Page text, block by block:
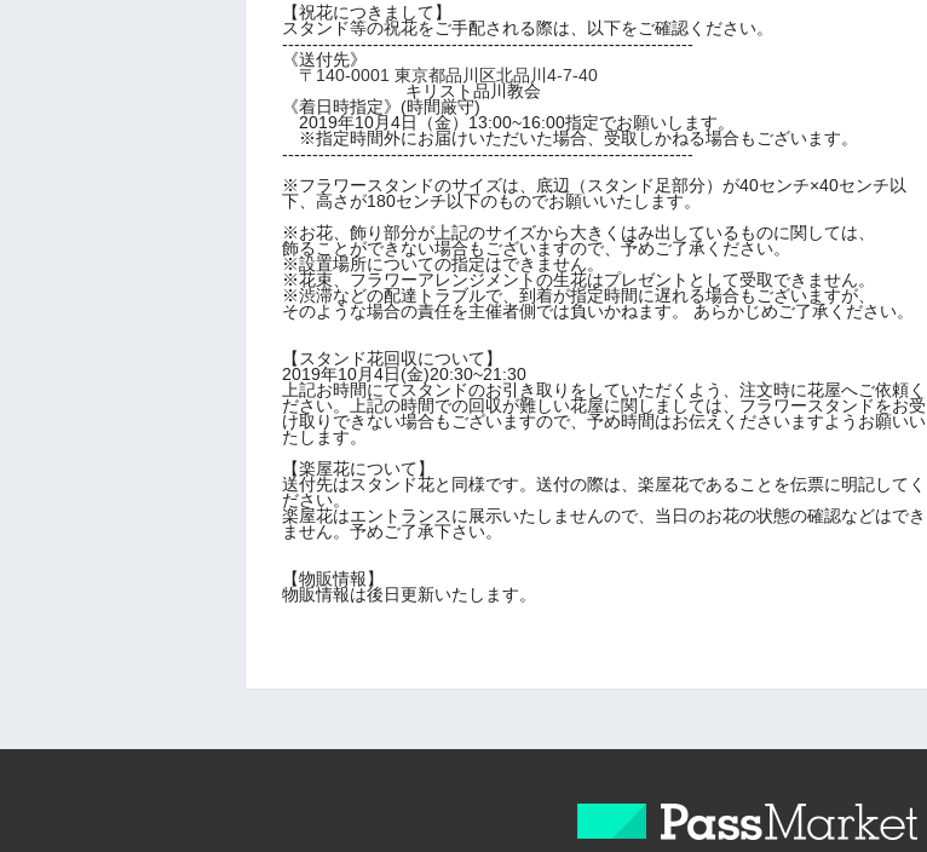
【祝花につきまして】
スタンド等の祝花をご手配される際は、以下をご確認ください。
--------------------------------------------------------------------
《送付先》
〒140-0001 東京都品川区北品川4-7-40
キリスト品川教会
《着日時指定》(時間厳守)
2019年10月4日（金）13:00~16:00指定でお願いします。
※指定時間外にお届けいただいた場合、受取しかねる場合もございます。
--------------------------------------------------------------------
※フラワースタンドのサイズは、底辺（スタンド足部分）が40センチ×40センチ以
下、高さが180センチ以下のものでお願いいたします。
※お花、飾り部分が上記のサイズから大きくはみ出しているものに関しては、
飾ることができない場合もございますので、予めご了承ください。
※設置場所についての指定はできません。
※花束、フラワーアレンジメントの生花はプレゼントとして受取できません。
※渋滞などの配達トラブルで、到着が指定時間に遅れる場合もございますが、
そのような場合の責任を主催者側では負いかねます。 あらかじめご了承ください。
【スタンド花回収について】
2019年10月4日(金)20:30~21:30
上記お時間にてスタンドのお引き取りをしていただくよう、注文時に花屋へご依頼く
ださい。上記の時間での回収が難しい花屋に関しましては、フラワースタンドをお受
け取りできない場合もございますので、予め時間はお伝えくださいますようお願いい
たします。
【楽屋花について】
送付先はスタンド花と同様です。送付の際は、楽屋花であることを伝票に明記してく
ださい。
楽屋花はエントランスに展示いたしませんので、当日のお花の状態の確認などはでき
ません。予めご了承下さい。
【物販情報】
物販情報は後日更新いたします。